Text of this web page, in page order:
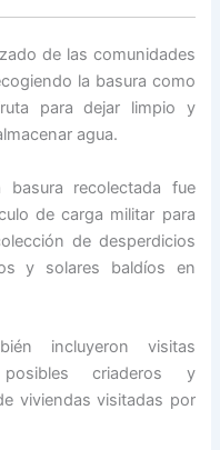
de las comunidades
la basura como
para dejar limpio y
agua.
recolectada fue
de carga militar para
de desperdicios
y solares baldíos en
incluyeron visitas
criaderos y
viviendas visitadas por